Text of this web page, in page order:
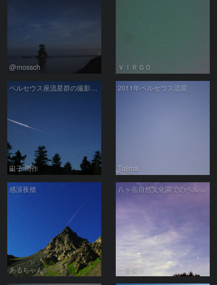
@mossch ＶＩＲＧＯ
ペルセウス座流星群の撮影中に飛び込んだ散在火球 (微速度動画あり)
田子 周作
2011年ペルセウス流星
Tajima
感涙夜槍
あるちゃん
八ヶ岳自然文化園でのペルセウス流星群
一番栞☆